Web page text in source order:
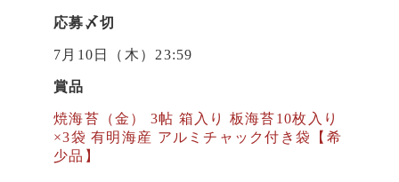
応募〆切
7月10日（木）23:59
賞品
焼海苔（金） 3帖 箱入り 板海苔10枚入り
×3袋 有明海産 アルミチャック付き袋【希
少品】